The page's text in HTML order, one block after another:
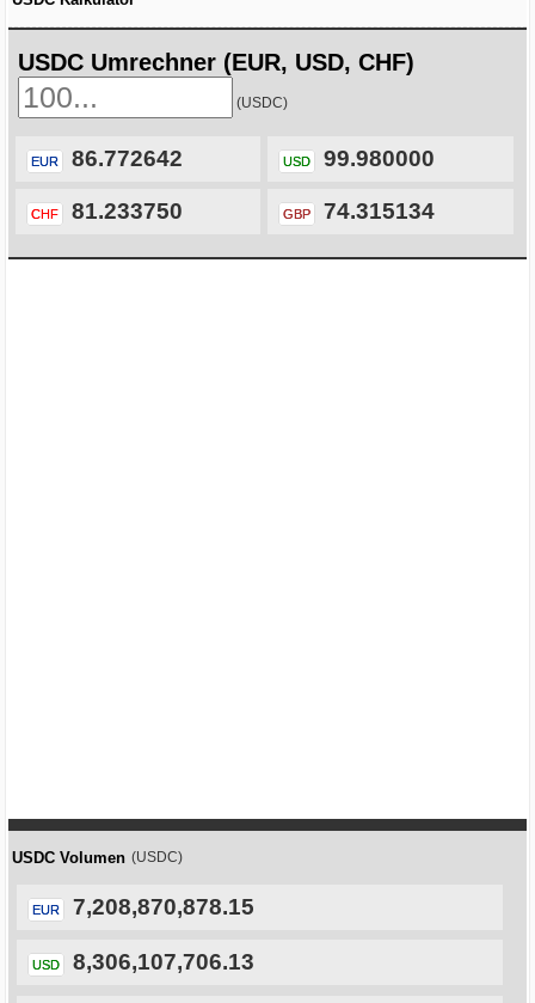
USDC Umrechner (EUR, USD, CHF)
(USDC)
EUR 86.772642 USD 99.980000
CHF 81.233750 GBP 74.315134
USDC Volumen (USDC)
EUR 7,208,870,878.15
USD 8,306,107,706.13